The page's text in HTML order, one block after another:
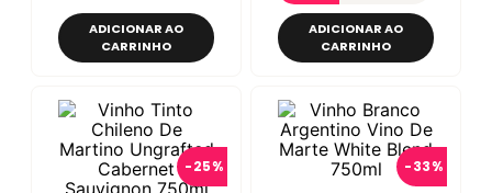
ADICIONAR AO
CARRINHO
ADICIONAR AO
CARRINHO
-25% -33%